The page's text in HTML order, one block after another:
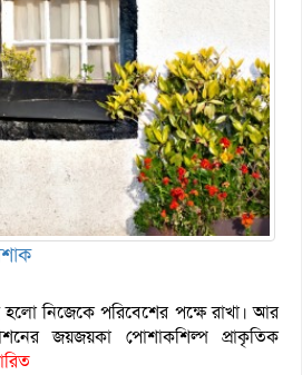
নিজেকে পরিবেশের পক্ষে রাখা। আর
জয়জয়কা পোশাকশিল্প প্রাকৃতিক